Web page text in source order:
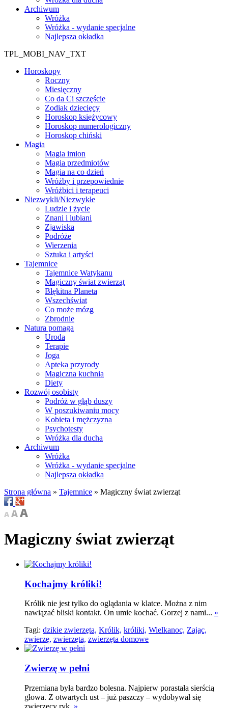
Archiwum
Wróżka
Wróżka - wydanie specjalne
Najlepsza okładka
TPL_MOBI_NAV_TXT
Horoskopy
Roczny
Miesięczny
Co da Ci szczęście
Zodiak dziecięcy
Horoskop księżycowy
Horoskop numerologiczny
Horoskop chiński
Magia
Magia imion
Magia przedmiotów
Magia na co dzień
Wróżby i przepowiednie
Wróżbici i terapeuci
Niezwykli/Niezwykłe
Ludzie i życie
Znani i lubiani
Zjawiska
Podróże
Wierzenia
Sztuka i artyści
Tajemnice
Tajemnice Watykanu
Magiczny świat zwierząt
Błękitna Planeta
Wszechświat
Co może mózg
Zbrodnie
Natura pomaga
Uroda
Terapie
Joga
Apteka przyrody
Magiczna kuchnia
Diety
Rozwój osobisty
Podróż w głąb duszy
W poszukiwaniu mocy
Kobieta i mężczyzna
Psychotesty
Wróżka dla ducha
Archiwum
Wróżka
Wróżka - wydanie specjalne
Najlepsza okładka
Strona główna » Tajemnice » Magiczny świat zwierząt
Magiczny świat zwierząt
Kochajmy króliki!
Królik nie jest tylko do oglądania w klatce. Można z nim
nawiązać bliski kontakt. On umie kochać. Gorzej z nami... »
Tagi: dzikie zwierzęta, Królik, króliki, Wielkanoc, Zając,
zwierzę, zwierzęta, zwierzęta domowe
Zwierzę w pełni
Przemiana była bardzo bolesna. Najpierw porastała sierścią
głowa. Z otwartych ust – już paszczy – wydobywał się
zwierzęcy ryk. »